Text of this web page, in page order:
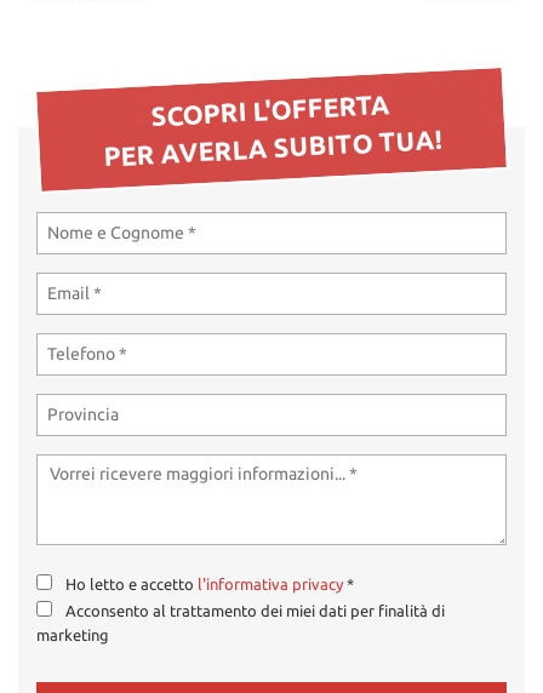
SCOPRI L'OFFERTA
PER AVERLA SUBITO TUA!
Ho letto e accetto l'informativa privacy *
Acconsento al trattamento dei miei dati per finalità di
marketing
Cookie delle preferenze
la
cookie
policy